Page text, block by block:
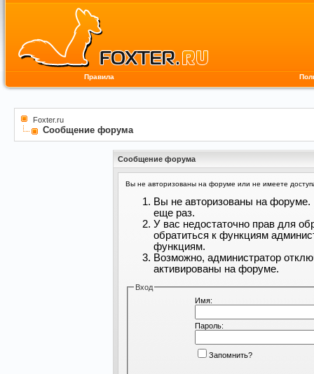
Правила
Foxter.ru
Сообщение форума
Сообщение форума
Вы не авторизованы на форуме или не имеете
Вы не авторизованы на форуме.
еще раз.
У вас недостаточно прав для
обратиться к функциям
функциям.
Возможно, администратор
активированы на форуме.
Вход
Имя:
Пароль:
Запомнить?